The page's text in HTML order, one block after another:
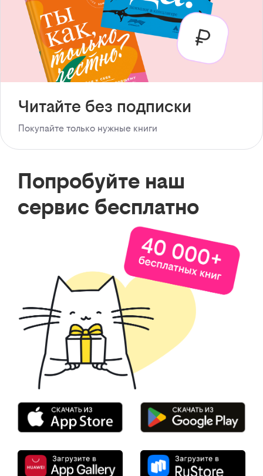
Читайте без подписки
Покупайте только нужные книги
Попробуйте наш
сервис бесплатно